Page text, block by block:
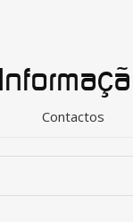
Contactos